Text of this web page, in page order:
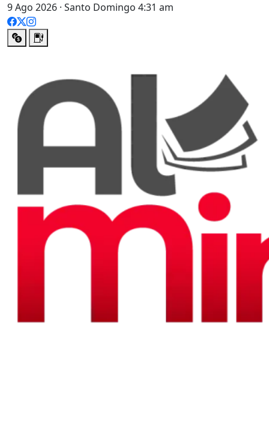
9 Ago 2026 · Santo Domingo 4:31 am